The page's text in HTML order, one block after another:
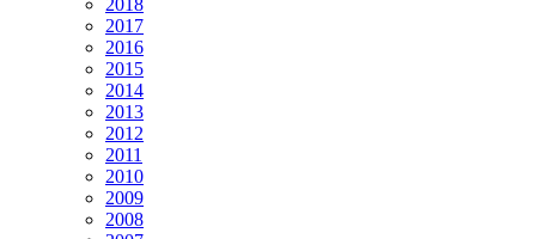
2018
2017
2016
2015
2014
2013
2012
2011
2010
2009
2008